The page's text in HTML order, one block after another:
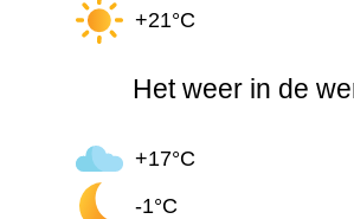
+21°C
Het weer in de
+17°C
-1°C